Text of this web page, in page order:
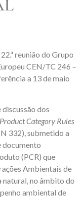
reunião do Grupo
CEN/TC 246 –
a 13 de maio
dos
Category Rules
332), submetido a
documento
(PCR) que
Ambientais de
natural, no âmbito do
ambiental de